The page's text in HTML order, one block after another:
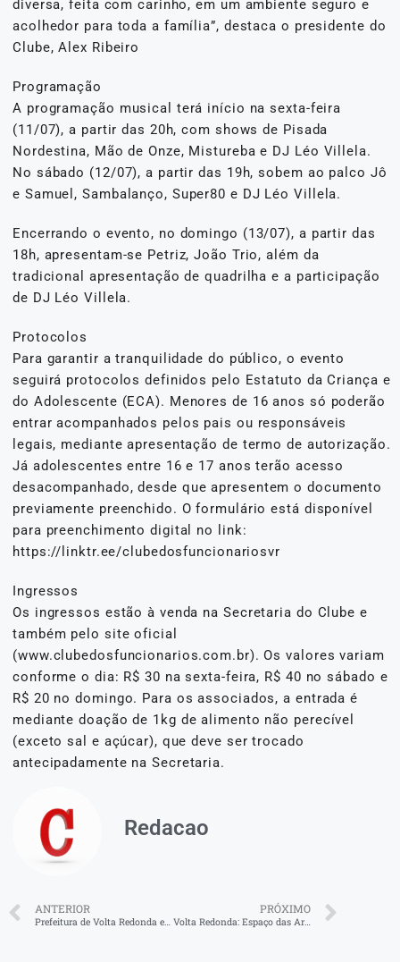
diversa, feita com carinho, em um ambiente seguro e
acolhedor para toda a família”, destaca o presidente do
Clube, Alex Ribeiro
Programação
A programação musical terá início na sexta-feira
(11/07), a partir das 20h, com shows de Pisada
Nordestina, Mão de Onze, Mistureba e DJ Léo Villela.
No sábado (12/07), a partir das 19h, sobem ao palco Jô
e Samuel, Sambalanço, Super80 e DJ Léo Villela.
Encerrando o evento, no domingo (13/07), a partir das
18h, apresentam-se Petriz, João Trio, além da
tradicional apresentação de quadrilha e a participação
de DJ Léo Villela.
Protocolos
Para garantir a tranquilidade do público, o evento
seguirá protocolos definidos pelo Estatuto da Criança e
do Adolescente (ECA). Menores de 16 anos só poderão
entrar acompanhados pelos pais ou responsáveis
legais, mediante apresentação de termo de autorização.
Já adolescentes entre 16 e 17 anos terão acesso
desacompanhado, desde que apresentem o documento
previamente preenchido. O formulário está disponível
para preenchimento digital no link:
https://linktr.ee/clubedosfuncionariosvr
Ingressos
Os ingressos estão à venda na Secretaria do Clube e
também pelo site oficial
(www.clubedosfuncionarios.com.br). Os valores variam
conforme o dia: R$ 30 na sexta-feira, R$ 40 no sábado e
R$ 20 no domingo. Para os associados, a entrada é
mediante doação de 1kg de alimento não perecível
(exceto sal e açúcar), que deve ser trocado
antecipadamente na Secretaria.
Redacao
ANTERIOR
Prefeitura de Volta Redonda entrega praça reformada na Vila Doutor Arnaldo
PRÓXIMO
Volta Redonda: Espaço das Artes Zélia Arbex recebe ‘Azular’, exposição de Thayná de Castro